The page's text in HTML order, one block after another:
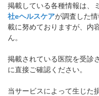
掲載している各種情報は、
社eヘルスケアが調査した
載に努めておりますが、内
ん。
掲載されている医院を受診
に直接ご確認ください。
当サービスによって生じた